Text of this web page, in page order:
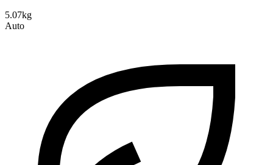
5.07kg
Auto